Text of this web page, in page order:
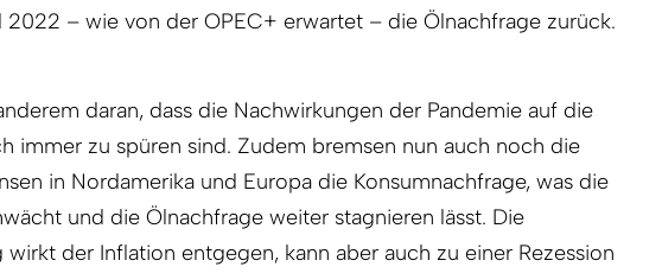
2022 – wie von der OPEC+ erwartet – die Ölnachfrage zurück.
daran, dass die Nachwirkungen der Pandemie auf die
immer zu spüren sind. Zudem bremsen nun auch noch die
in Nordamerika und Europa die Konsumnachfrage, was die
und die Ölnachfrage weiter stagnieren lässt. Die
wirkt der Inflation entgegen, kann aber auch zu einer Rezession